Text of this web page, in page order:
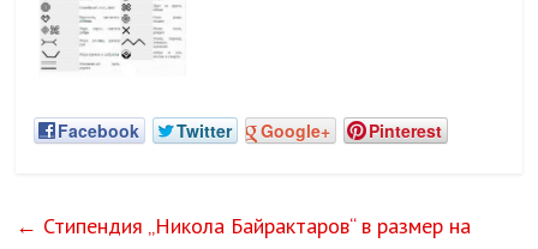
Facebook Twitter Google+ Pinterest
← Стипендия „Никола Байрактаров“ в размер на